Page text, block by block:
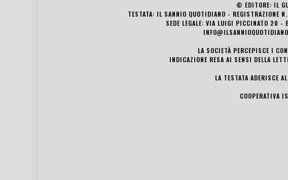
© EDITORE: IL
TESTATA: IL SANNIO QUOTIDIANO -
SEDE LEGALE: VIA LUIGI PICCINATO 20 -
LA SOCIETÀ PERCEPISCE I
INDICAZIONE RESA AI SENSI DELLA
LA TESTATA ADERISCE
COOPERATIVA